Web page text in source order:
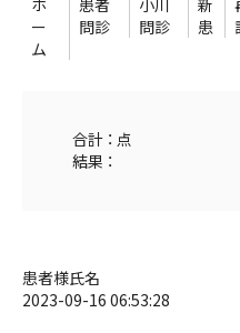
ー
ム
問診
問診
患
合計 ： 点
結果 ：
患者様氏名
2023-09-16 06:53:28